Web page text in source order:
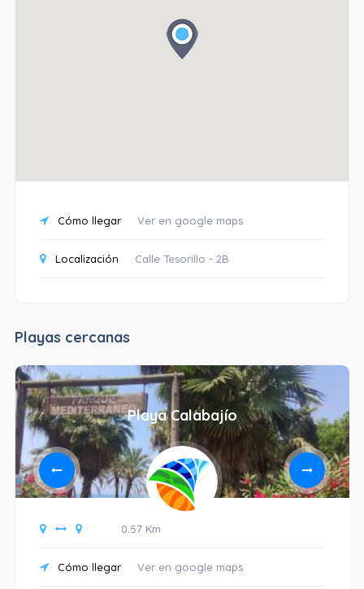
Cómo llegar Ver en google maps
Localización Calle Tesorillo - 2B
Playas cercanas
Playa Calabajío
0.57 Km
Cómo llegar Ver en google maps